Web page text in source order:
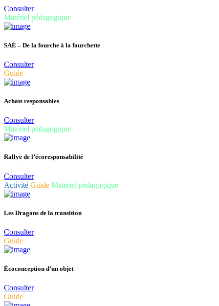
Consulter
Matériel pédagogique
SAÉ – De la fourche à la fourchette
Consulter
Guide
Achats responsables
Consulter
Matériel pédagogique
Rallye de l’écoresponsabilité
Consulter
Activité Guide Matériel pédagogique
Les Dragons de la transition
Consulter
Guide
Écoconception d’un objet
Consulter
Guide